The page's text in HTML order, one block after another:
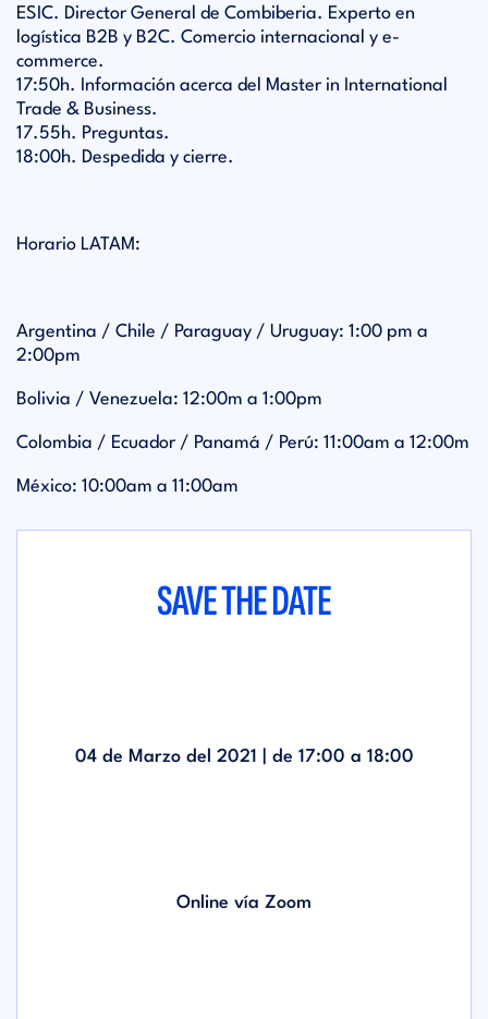
ESIC. Director General de Combiberia. Experto en
logística B2B y B2C. Comercio internacional y e-
commerce.
17:50h. Información acerca del Master in International
Trade & Business.
17.55h. Preguntas.
18:00h. Despedida y cierre.
Horario LATAM:
Argentina / Chile / Paraguay / Uruguay: 1:00 pm a
2:00pm
Bolivia / Venezuela: 12:00m a 1:00pm
Colombia / Ecuador / Panamá / Perú: 11:00am a 12:00m
México: 10:00am a 11:00am
SAVE THE DATE
04 de Marzo del 2021 | de 17:00 a 18:00
Online vía Zoom